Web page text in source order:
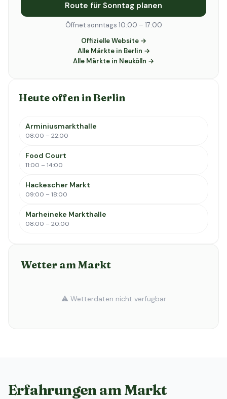
Route für Sonntag planen
Öffnet sonntags 10:00 – 17:00
Offizielle Website →
Alle Märkte in Berlin →
Alle Märkte in Neukölln →
Heute offen in Berlin
Arminiusmarkthalle
08:00 – 22:00
Food Court
11:00 – 14:00
Hackescher Markt
09:00 – 18:00
Marheineke Markthalle
08:00 – 20:00
Wetter am Markt
⚠️ Wetterdaten nicht verfügbar
Erfahrungen am Markt